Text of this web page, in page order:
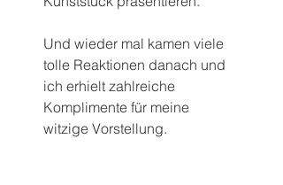
Und wieder mal kamen viele
tolle Reaktionen danach und
ich erhielt zahlreiche
Komplimente für meine
witzige Vorstellung.